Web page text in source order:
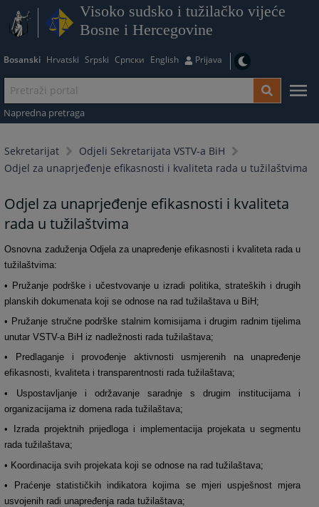
Visoko sudsko i tužilačko vijeće
Bosne i Hercegovine
Bosanski Hrvatski Srpski Српски English Prijava
Napredna pretraga
Sekretarijat
Odjeli Sekretarijata VSTV-a BiH
Odjel za unaprjeđenje efikasnosti i kvaliteta rada u tužilaštvima
Odjel za unaprjeđenje efikasnosti i kvaliteta
rada u tužilaštvima
Osnovna zaduženja Odjela za unapređenje efikasnosti i kvaliteta rada u
tužilaštvima:
• Pružanje podrške i učestvovanje u izradi politika, strateških i drugih
planskih dokumenata koji se odnose na rad tužilaštava u BiH;
• Pružanje stručne podrške stalnim komisijama i drugim radnim tijelima
unutar VSTV-a BiH iz nadležnosti rada tužilaštava;
• Predlaganje i provođenje aktivnosti usmjerenih na unapređenje
efikasnosti, kvaliteta i transparentnosti rada tužilaštava;
• Uspostavljanje i održavanje saradnje s drugim institucijama i
organizacijama iz domena rada tužilaštava;
• Izrada projektnih prijedloga i implementacija projekata u segmentu
rada tužilaštava;
• Koordinacija svih projekata koji se odnose na rad tužilaštava;
• Praćenje statističkih indikatora kojima se mjeri uspješnost mjera
usvojenih radi unapređenja rada tužilaštava;